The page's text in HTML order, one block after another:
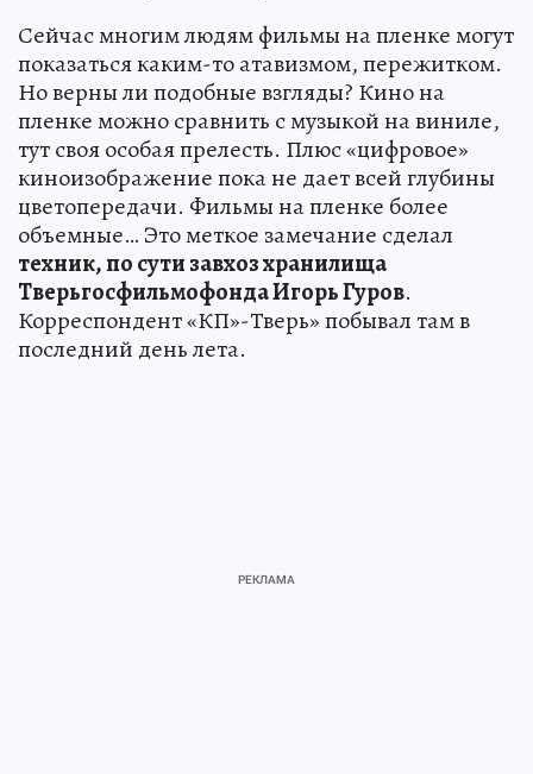
Сейчас многим людям фильмы на пленке могут
показаться каким-то атавизмом, пережитком.
Но верны ли подобные взгляды? Кино на
пленке можно сравнить с музыкой на виниле,
тут своя особая прелесть. Плюс «цифровое»
киноизображение пока не дает всей глубины
цветопередачи. Фильмы на пленке более
объемные… Это меткое замечание сделал
техник, по сути завхоз хранилища
Тверьгосфильмофонда Игорь Гуров.
Корреспондент «КП»-Тверь» побывал там в
последний день лета.